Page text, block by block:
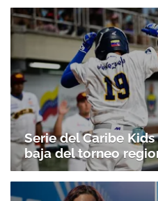
Serie del Caribe
baja del torneo